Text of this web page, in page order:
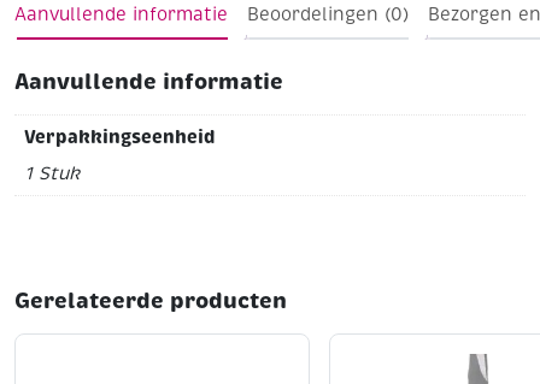
Softgrip handgrepen voor extra comfort
Geschikt voor stof, papier en diverse
Hoogwaardige kwaliteit van Opry
Aanvullende informatie Beoordelingen (0) Bezorgen
Aanvullende informatie
Verpakkingseenheid
1 Stuk
Gerelateerde producten